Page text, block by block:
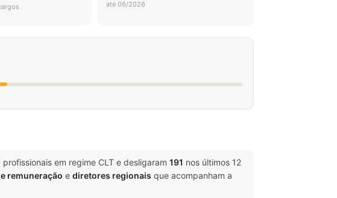
até 06/2026
profissionais em regime CLT e desligaram 191 nos últimos 12
remuneração e diretores regionais que acompanham a